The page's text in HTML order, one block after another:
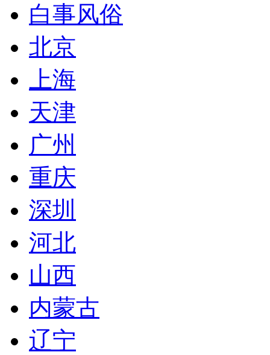
白事风俗
北京
上海
天津
广州
重庆
深圳
河北
山西
内蒙古
辽宁